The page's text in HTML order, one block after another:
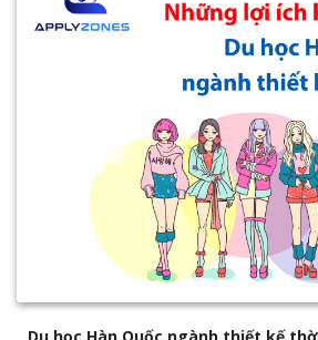
Du học Hàn Quốc ngành thiết kế